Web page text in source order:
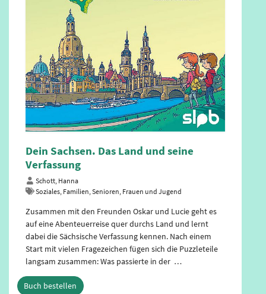
Dein Sachsen. Das Land und seine
Verfassung (5., aktualisierte Aufl. Juli
2026)
Schulze, Sandy/Martini, André
Zusammen mit den Freunden Oskar und Lucie geht es
auf eine Abenteuerreise quer durchs Land und lernt
dabei die Sächsische Verfassung kennen. Nach einem
Start mit vielen Fragezeichen fügen sich die Puzzleteile
langsam zusammen: Was passierte in der …
Ebook herunterladen